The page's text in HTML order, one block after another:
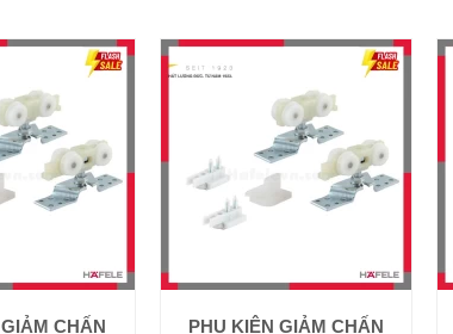
CHẤN
PHỤ KIỆN GIẢM CHẤN